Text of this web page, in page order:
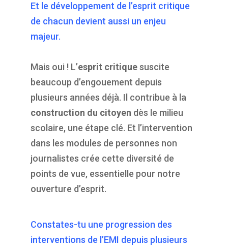
Et le développement de l’esprit critique
de chacun devient aussi un enjeu
majeur.
Mais oui ! L’esprit critiquesuscite
beaucoup d’engouement depuis
plusieurs années déjà. Il contribue à la
construction du citoyen dès le milieu
scolaire, une étape clé. Et l’intervention
dans les modules de personnes non
journalistes crée cette diversité de
points de vue, essentielle pour notre
ouverture d’esprit.
Constates-tu une progression des
interventions de l’EMI depuis plusieurs